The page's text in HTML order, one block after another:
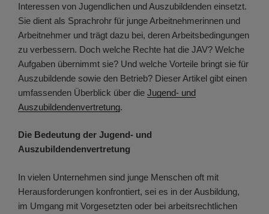
Interessen von Jugendlichen und Auszubildenden einsetzt.
Sie dient als Sprachrohr für junge Arbeitnehmerinnen und
Arbeitnehmer und trägt dazu bei, deren Arbeitsbedingungen
zu verbessern. Doch welche Rechte hat die JAV? Welche
Aufgaben übernimmt sie? Und welche Vorteile bringt sie für
Auszubildende sowie den Betrieb? Dieser Artikel gibt einen
umfassenden Überblick über die Jugend- und
Auszubildendenvertretung.
Die Bedeutung der Jugend- und
Auszubildendenvertretung
In vielen Unternehmen sind junge Menschen oft mit
Herausforderungen konfrontiert, sei es in der Ausbildung,
im Umgang mit Vorgesetzten oder bei arbeitsrechtlichen